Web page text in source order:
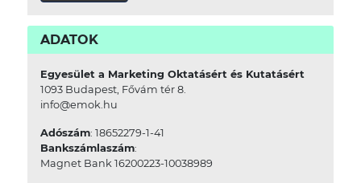
ADATOK
Egyesület a Marketing Oktatásért és Kutatásért
1093 Budapest, Fővám tér 8.
info@emok.hu
Adószám: 18652279-1-41
Bankszámlaszám:
Magnet Bank 16200223-10038989